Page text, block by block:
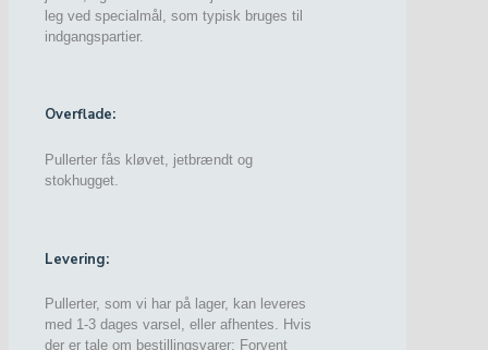
leg ved specialmål, som typisk bruges til
indgangspartier.
Overflade:
Pullerter fås kløvet, jetbrændt og
stokhugget.
Levering:
Pullerter, som vi har på lager, kan leveres
med 1-3 dages varsel, eller afhentes. Hvis
der er tale om bestillingsvarer: Forvent